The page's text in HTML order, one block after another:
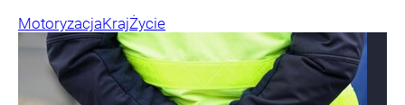
MotoryzacjaKrajŻycie